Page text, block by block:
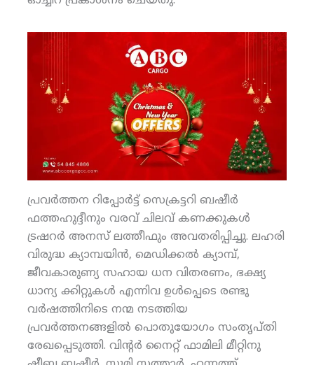
പ്രവര്‍ത്തന റിപ്പോര്‍ട്ട് സെക്രട്ടറി ബഷീര്‍
ഫത്തഹുദ്ദീനും വരവ് ചിലവ് കണക്കുകള്‍
ട്രഷറര്‍ അനസ് ലത്തീഫും അവതരിപ്പിച്ചു. ലഹരി
വിരുദ്ധ ക്യാമ്പയിന്‍, മെഡിക്കല്‍ ക്യാമ്പ്,
ജീവകാരുണ്യ സഹായ ധന വിതരണം, ഭക്ഷ്യ
ധാന്യ ക്കിറ്റുകള്‍ എന്നിവ ഉള്‍പ്പെടെ രണ്ടു
വര്‍ഷത്തിനിടെ നന്മ നടത്തിയ
പ്രവര്‍ത്തനങ്ങളില്‍ പൊതുയോഗം സംതൃപ്തി
രേഖപ്പെടുത്തി. വിന്റര്‍ നൈറ്റ് ഫാമിലി മീറ്റിനു